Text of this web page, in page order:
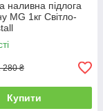
наливна підлога
MG 1кг Світло-
280 ₴
Купити